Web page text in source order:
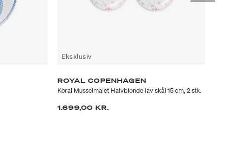
Eksklusiv
ROYAL COPENHAGEN
Koral Musselmalet Halvblonde lav skål 15 cm, 2 stk.
1.699,00 KR.